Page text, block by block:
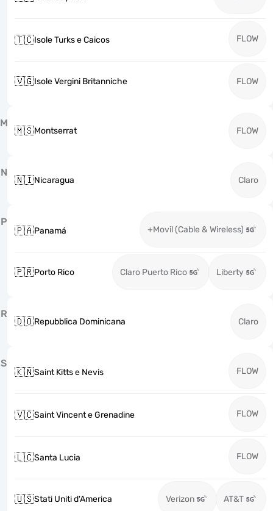
🇹🇨Isole Turks e Caicos FLOW
🇻🇬Isole Vergini Britanniche FLOW
M
🇲🇸Montserrat FLOW
N
🇳🇮Nicaragua Claro
P
🇵🇦Panamá +Movil (Cable & Wireless)
🇵🇷Porto Rico Claro Puerto Rico Liberty
R
🇩🇴Repubblica Dominicana Claro
S
🇰🇳Saint Kitts e Nevis FLOW
🇻🇨Saint Vincent e Grenadine FLOW
🇱🇨Santa Lucia FLOW
🇺🇸Stati Uniti d'America Verizon AT&T